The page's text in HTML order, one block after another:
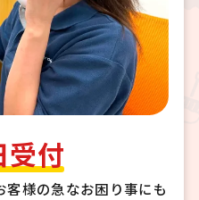
付
様の急なお困り事にも